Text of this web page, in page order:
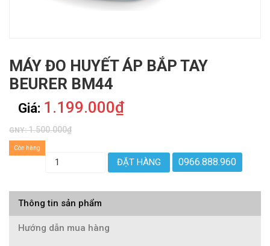
MÁY ĐO HUYẾT ÁP BẮP TAY
BEURER BM44
Giá: 1.199.000₫
GNY:1.500.000₫
Còn hàng
ĐẶT HÀNG 0966.888.960
Thông tin sản phẩm
Hướng dẫn mua hàng